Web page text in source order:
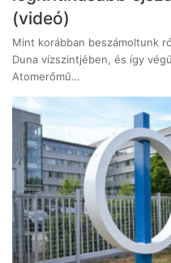
(videó)
Mint korábban beszámoltunk
Duna vízszintjében, és így
Atomerőmű…